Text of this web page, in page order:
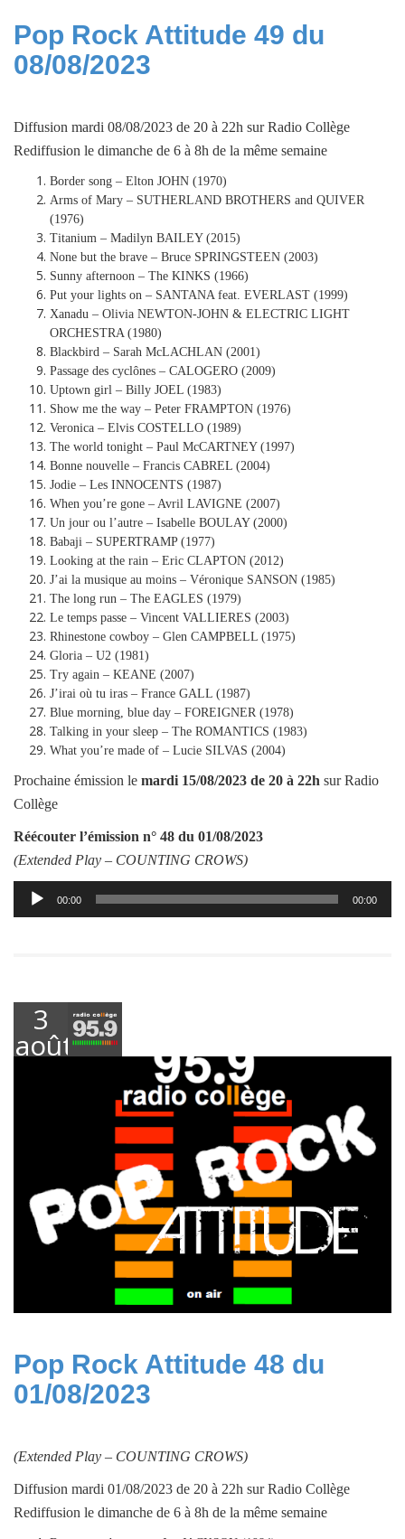
Pop Rock Attitude 49 du
08/08/2023
Diffusion mardi 08/08/2023 de 20 à 22h sur Radio Collège
Rediffusion le dimanche de 6 à 8h de la même semaine
Border song – Elton JOHN (1970)
Arms of Mary – SUTHERLAND BROTHERS and QUIVER
(1976)
Titanium – Madilyn BAILEY (2015)
None but the brave – Bruce SPRINGSTEEN (2003)
Sunny afternoon – The KINKS (1966)
Put your lights on – SANTANA feat. EVERLAST (1999)
Xanadu – Olivia NEWTON-JOHN & ELECTRIC LIGHT
ORCHESTRA (1980)
Blackbird – Sarah McLACHLAN (2001)
Passage des cyclônes – CALOGERO (2009)
Uptown girl – Billy JOEL (1983)
Show me the way – Peter FRAMPTON (1976)
Veronica – Elvis COSTELLO (1989)
The world tonight – Paul McCARTNEY (1997)
Bonne nouvelle – Francis CABREL (2004)
Jodie – Les INNOCENTS (1987)
When you’re gone – Avril LAVIGNE (2007)
Un jour ou l’autre – Isabelle BOULAY (2000)
Babaji – SUPERTRAMP (1977)
Looking at the rain – Eric CLAPTON (2012)
J’ai la musique au moins – Véronique SANSON (1985)
The long run – The EAGLES (1979)
Le temps passe – Vincent VALLIERES (2003)
Rhinestone cowboy – Glen CAMPBELL (1975)
Gloria – U2 (1981)
Try again – KEANE (2007)
J’irai où tu iras – France GALL (1987)
Blue morning, blue day – FOREIGNER (1978)
Talking in your sleep – The ROMANTICS (1983)
What you’re made of – Lucie SILVAS (2004)
Prochaine émission le mardi 15/08/2023 de 20 à 22h sur Radio
Collège
Réécouter l’émission n° 48 du 01/08/2023
(Extended Play – COUNTING CROWS)
Lecteur
audio
00:00 00:00
3
août
Pop Rock Attitude 48 du
01/08/2023
(Extended Play – COUNTING CROWS)
Diffusion mardi 01/08/2023 de 20 à 22h sur Radio Collège
Rediffusion le dimanche de 6 à 8h de la même semaine